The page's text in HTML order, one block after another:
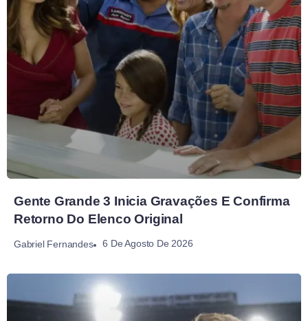
Gente Grande 3 Inicia Gravações E Confirma
Retorno Do Elenco Original
Gabriel Fernandes 6 De Agosto De 2026